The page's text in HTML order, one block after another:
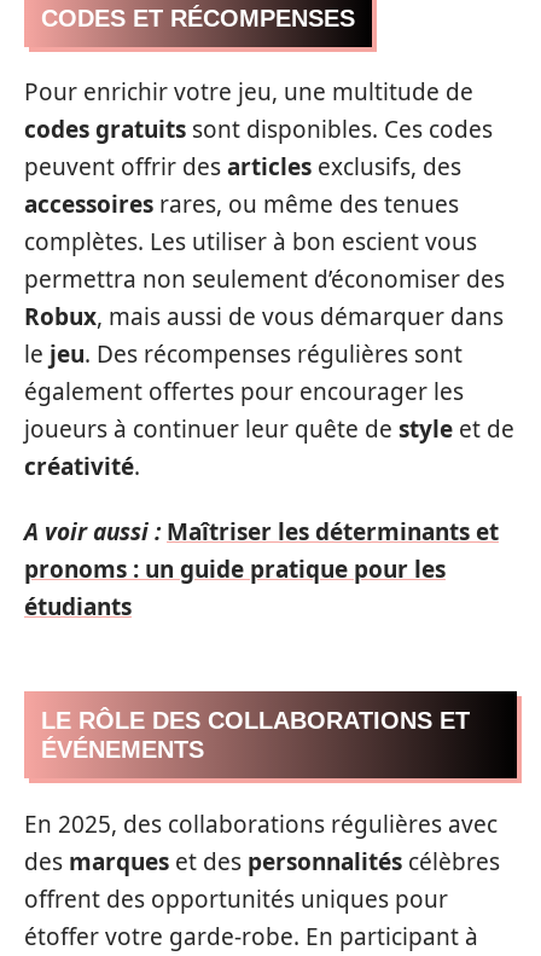
CODES ET RÉCOMPENSES
Pour enrichir votre jeu, une multitude de
codes gratuits sont disponibles. Ces codes
peuvent offrir desarticles exclusifs, des
accessoires rares, ou même des tenues
complètes. Les utiliser à bon escient vous
permettra non seulement d’économiser des
Robux, mais aussi de vous démarquer dans
le jeu. Des récompenses régulières sont
également offertes pour encourager les
joueurs à continuer leur quête de style et de
créativité.
A voir aussi : Maîtriser les déterminants et
pronoms : un guide pratique pour les
étudiants
LE RÔLE DES COLLABORATIONS ET
ÉVÉNEMENTS
En 2025, des collaborations régulières avec
des marques et des personnalités célèbres
offrent des opportunités uniques pour
étoffer votre garde-robe. En participant à